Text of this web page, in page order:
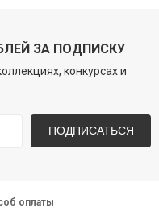
ЗА ПОДПИСКУ
конкурсах и
ПОДПИСАТЬСЯ
оплаты